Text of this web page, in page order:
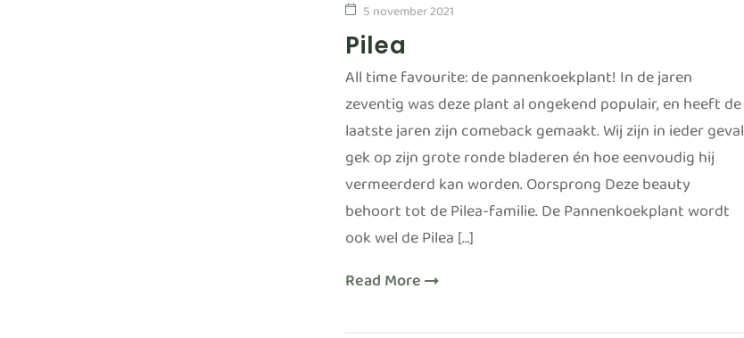
5 november 2021
Pilea
All time favourite: de pannenkoekplant! In de jaren
zeventig was deze plant al ongekend populair, en heeft de
laatste jaren zijn comeback gemaakt. Wij zijn in ieder geval
gek op zijn grote ronde bladeren én hoe eenvoudig hij
vermeerderd kan worden. Oorsprong Deze beauty
behoort tot de Pilea-familie. De Pannenkoekplant wordt
ook wel de Pilea […]
Read More